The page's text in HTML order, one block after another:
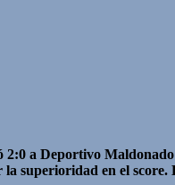
2:0 a Deportivo
superioridad en el